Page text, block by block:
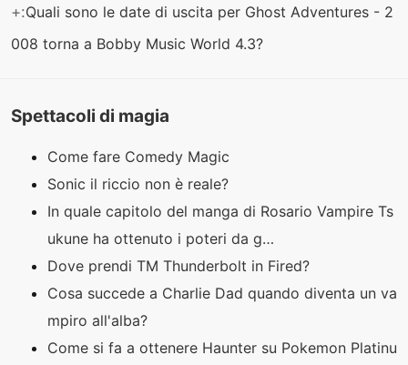
+:Quali sono le date di uscita per Ghost Adventures - 2
008 torna a Bobby Music World 4.3?
Spettacoli di magia
Come fare Comedy Magic
Sonic il riccio non è reale?
In quale capitolo del manga di Rosario Vampire Ts
ukune ha ottenuto i poteri da g…
Dove prendi TM Thunderbolt in Fired?
Cosa succede a Charlie Dad quando diventa un va
mpiro all'alba?
Come si fa a ottenere Haunter su Pokemon Platinu